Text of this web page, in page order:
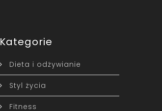
Kategorie
Dieta i odżywianie
Styl życia
Fitness